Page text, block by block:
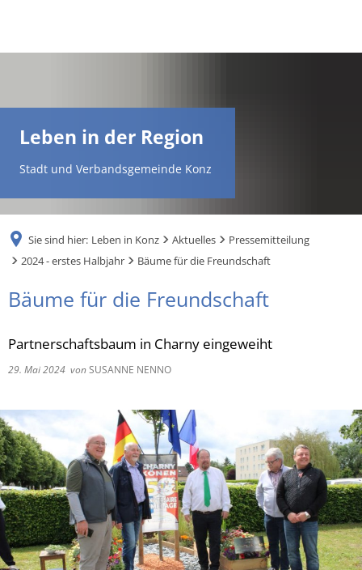
Leben in der Region
Stadt und Verbandsgemeinde Konz
Sie sind hier: Leben in Konz Aktuelles
Pressemitteilung
2024 - erstes Halbjahr
Bäume für die Freundschaft
Bäume für die Freundschaft
Partnerschaftsbaum in Charny eingeweiht
29. Mai 2024 vonSUSANNE NENNO